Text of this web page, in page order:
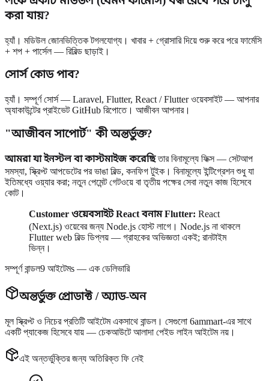
করা যায়?
হ্যাঁ। মডিউল জোনভিত্তিক টগলযোগ্য। খাবার + গ্রোসারি দিয়ে শুরু করে পরে ফার্মেসি
+ শপ + পার্সেল — রিবিল্ড ছাড়াই।
সোর্স কোড পাব?
হ্যাঁ। সম্পূর্ণ সোর্স — Laravel, Flutter, React / Flutter ওয়েবসাইট — আপনার
অ্যাকাউন্টের প্রাইভেট GitHub রিপোতে। আজীবন আপনার।
"আজীবন সাপোর্ট" কী অন্তর্ভুক্ত?
আমরা যা ইনস্টল বা কাস্টমাইজ করেছিতার বিনামূল্যে ফিক্স — সেটআপ
সমস্যা, স্ক্রিপ্ট আপডেটের পর ভাঙা বিল্ড, কনফিগ টুইক। বিনামূল্যে ইন্টিগ্রেশন শুধু যা
ইতিমধ্যে ওয়্যার করা; নতুন পেমেন্ট গেটওয়ে বা তৃতীয় পক্ষের সেবা নতুন কাজ হিসেবে
কোট।
Customer ওয়েবসাইট React বনাম Flutter: React
(Next.js) ওয়েবের জন্য Node.js হোস্ট লাগে। Node.js না থাকলে
Flutter web বিল্ড ডিপ্লয় — গ্রাহকের অভিজ্ঞতা একই; রানটাইম
ভিন্ন।
সম্পূর্ণ বান্ডল9 আইটেমs — এক ডেলিভারি
অন্তর্ভুক্ত প্রোডাক্ট / অ্যাড-অন
মূল স্ক্রিপ্ট ও নিচের প্রতিটি আইটেমএকসাথে বান্ডল। সেগুলো 6ammart-এর সাথে
একটি প্যাকেজ হিসেবে যায় — চেকআউটে আলাদা পেইড লাইন আইটেম নয়।
এই অন্তর্ভুক্তির জন্য অতিরিক্ত ফি নেই